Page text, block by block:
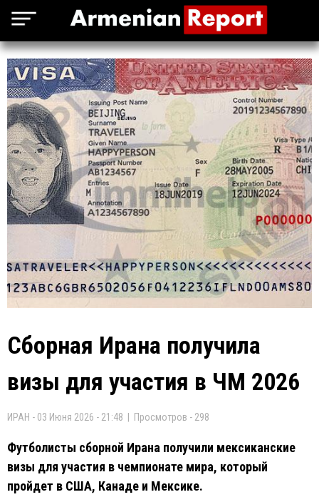
Сборная Ирана получила
визы для участия в ЧМ 2026
ИРАН - 03 Июня 2026 - 21:48 | Просмотров - 298
Футболисты сборной Ирана получили мексиканские
визы для участия в чемпионате мира, который
пройдет в США, Канаде и Мексике.